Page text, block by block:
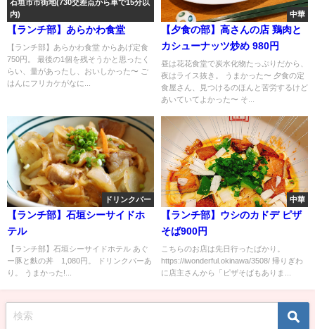
石垣市市街地(730交差点から車で15分以
内)
【ランチ部】あらかわ食堂
【ランチ部】あらかわ食堂 からあげ定食
750円。 最後の1個を残そうかと思ったく
らい、量があったし、おいしかった〜 ご
はんにフリカケがなに...
中華
【夕食の部】高さんの店 鶏肉と
カシューナッツ炒め 980円
昼は花花食堂で炭水化物たっぷりだから、
夜はライス抜き。 うまかった〜 夕食の定
食屋さん、見つけるのほんと苦労するけど
あいていてよかった〜 そ...
ドリンクバー
【ランチ部】石垣シーサイドホ
テル
【ランチ部】石垣シーサイドホテル あぐ
ー豚と麩の丼 1,080円。 ドリンクバーあ
り。 うまかった!...
中華
【ランチ部】ウシのカドデ ピザ
そば900円
こちらのお店は先日行ったばかり。
https://iwonderful.okinawa/3508/ 帰りぎわ
に店主さんから「ピザそばもありま...